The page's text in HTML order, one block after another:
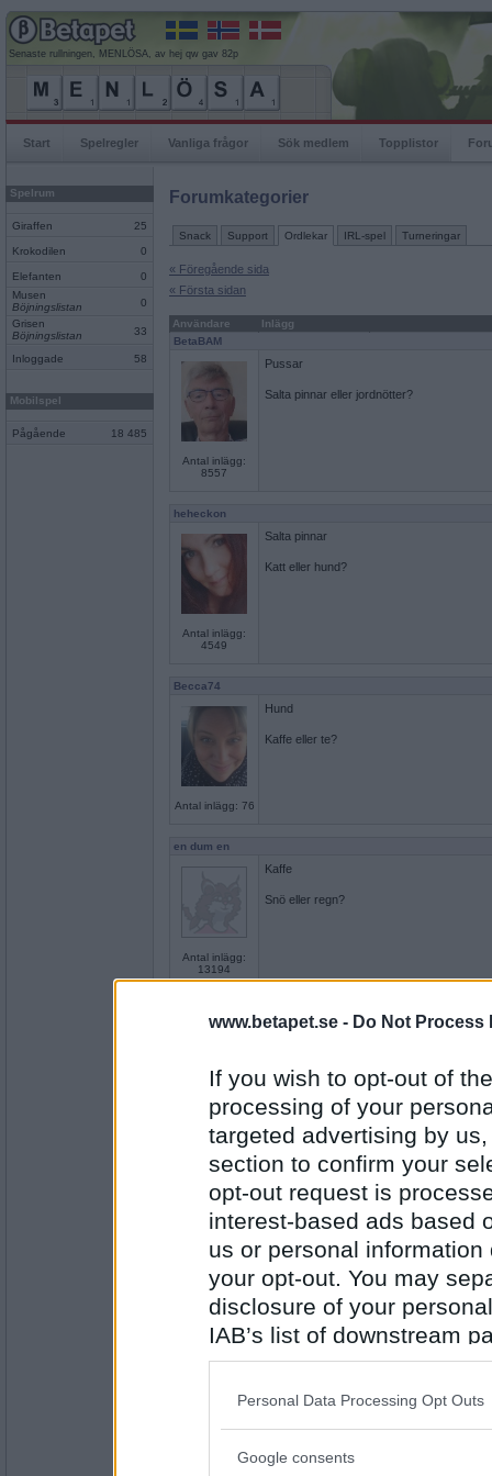
www.betapet.se - Do Not Process
If you wish to opt-out of
processing of your
targeted advertising by
section to confirm your
opt-out request is
interest-based ads based
us or personal
your opt-out. You may
disclosure of your
IAB’s list of downstream
also be disclosed by us
Downstream Participants
Please note that this
Personal Data Processing Opt Outs
Google consents
Senaste rullningen, MENLÖSA, av hej qw gav 82p
Start Spelregler Vanliga frågor Sök medlem Topplistor
Spelrum
Giraffen 25
Krokodilen 0
Elefanten
0
Musen
Böjningslistan
0
Grisen
Böjningslistan
33
Inloggade 58
Mobilspel
Pågående 18 485
Forumkategorier
Snack Support Ordlekar IRL-spel Turneringar
« Föregående sida
« Första sidan
Användare
Inlägg
BetaBAM
Antal inlägg:
8557
Pussar
Salta pinnar eller jordnötter?
heheckon
Antal inlägg:
4549
Salta pinnar
Katt eller hund?
Becca74
Antal inlägg: 76
Hund
Kaffe eller te?
en dum en
Antal inlägg:
13194
Kaffe
Snö eller regn?
Antal inlägg:
1575
Snö
Antal inlägg:
13194
julafton
Antal inlägg:
föddas eller föda